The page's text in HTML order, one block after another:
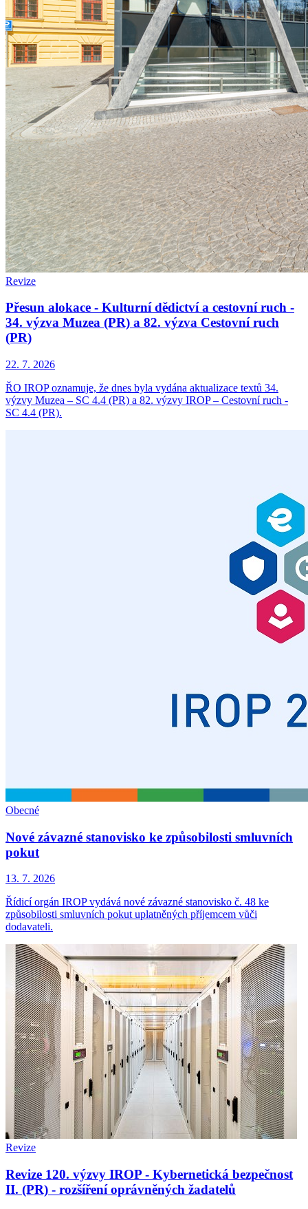
Revize
Přesun alokace - Kulturní dědictví a cestovní ruch -
34. výzva Muzea (PR) a 82. výzva Cestovní ruch
(PR)
22. 7. 2026
ŘO IROP oznamuje, že dnes byla vydána aktualizace textů 34.
výzvy Muzea – SC 4.4 (PR) a 82. výzvy IROP – Cestovní ruch -
SC 4.4 (PR).
Obecné
Nové závazné stanovisko ke způsobilosti smluvních
pokut
13. 7. 2026
Řídicí orgán IROP vydává nové závazné stanovisko č. 48 ke
způsobilosti smluvních pokut uplatněných příjemcem vůči
dodavateli.
Revize
Revize 120. výzvy IROP - Kybernetická bezpečnost
II. (PR) - rozšíření oprávněných žadatelů